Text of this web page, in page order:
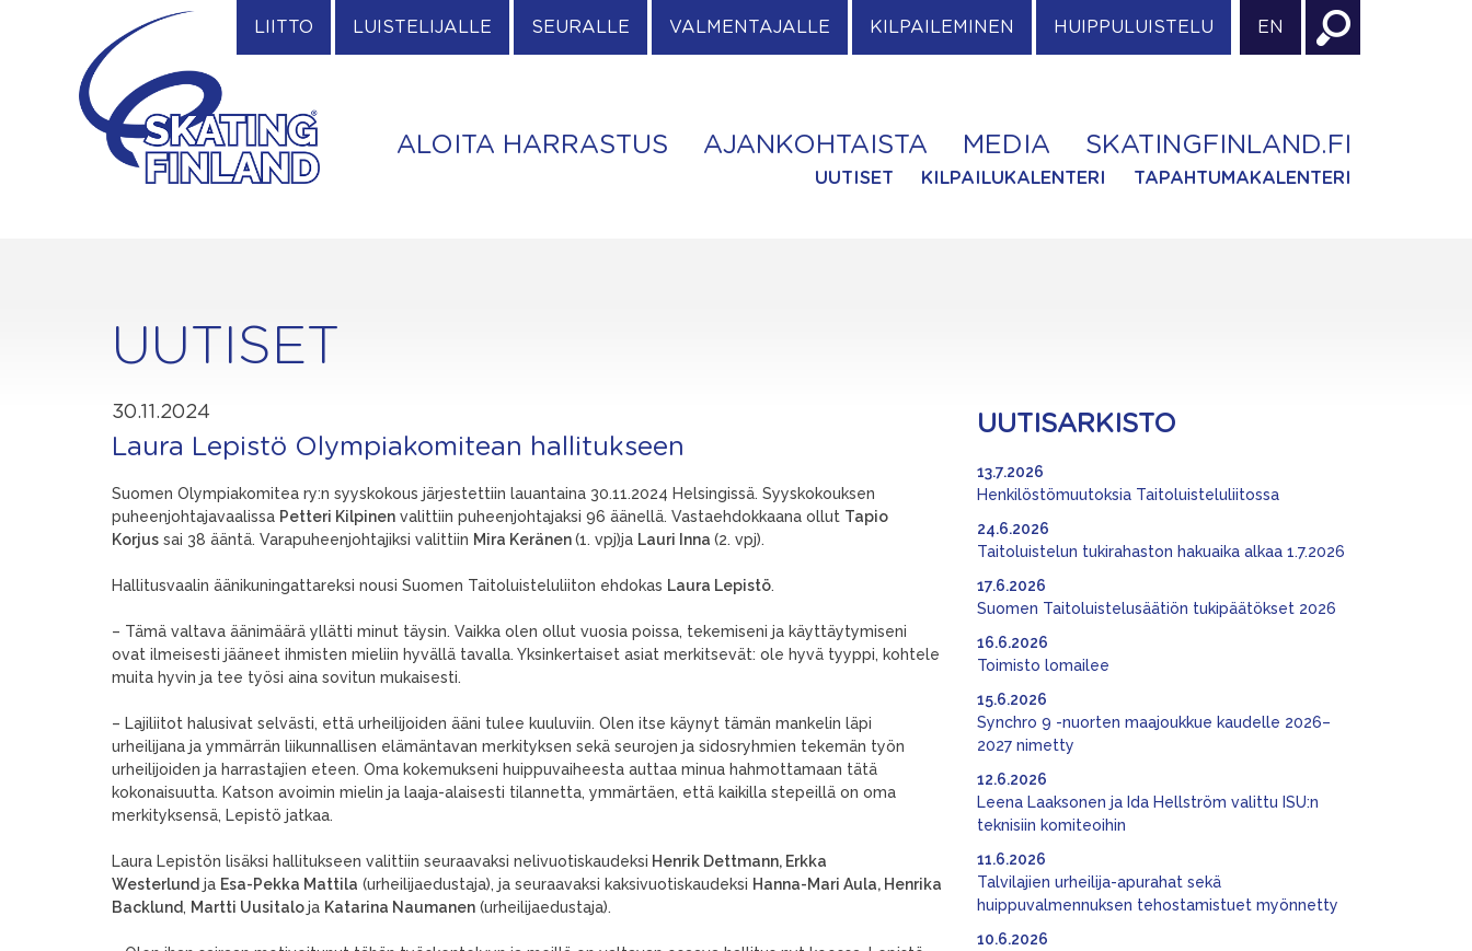
LIITTO LUISTELIJALLE SEURALLE VALMENTAJALLE KILPAILEMINEN HUIPPULUISTELU EN
ALOITA HARRASTUS AJANKOHTAISTA MEDIA SKATINGFINLAND.FI
UUTISET KILPAILUKALENTERI TAPAHTUMAKALENTERI
UUTISET
30.11.2024
Laura Lepistö Olympiakomitean hallitukseen
Suomen Olympiakomitea ry:n syyskokous järjestettiin lauantaina 30.11.2024 Helsingissä. Syyskokouksen
puheenjohtajavaalissa Petteri Kilpinen valittiin puheenjohtajaksi 96 äänellä. Vastaehdokkaana ollut Tapio
Korjus sai 38 ääntä. Varapuheenjohtajiksi valittiin Mira Keränen(1. vpj)ja Lauri Inna (2. vpj).
Hallitusvaalin äänikuningattareksi nousi Suomen Taitoluisteluliiton ehdokas Laura Lepistö.
– Tämä valtava äänimäärä yllätti minut täysin. Vaikka olen ollut vuosia poissa, tekemiseni ja käyttäytymiseni
ovat ilmeisesti jääneet ihmisten mieliin hyvällä tavalla. Yksinkertaiset asiat merkitsevät: ole hyvä tyyppi, kohtele
muita hyvin ja tee työsi aina sovitun mukaisesti.
– Lajiliitot halusivat selvästi, että urheilijoiden ääni tulee kuuluviin. Olen itse käynyt tämän mankelin läpi
urheilijana ja ymmärrän liikunnallisen elämäntavan merkityksen sekä seurojen ja sidosryhmien tekemän työn
urheilijoiden ja harrastajien eteen. Oma kokemukseni huippuvaiheesta auttaa minua hahmottamaan tätä
kokonaisuutta. Katson avoimin mielin ja laaja-alaisesti tilannetta, ymmärtäen, että kaikilla stepeillä on oma
merkityksensä, Lepistö jatkaa.
Laura Lepistön lisäksi hallitukseen valittiin seuraavaksi nelivuotiskaudeksi Henrik Dettmann, Erkka
Westerlund ja Esa-Pekka Mattila (urheilijaedustaja), ja seuraavaksi kaksivuotiskaudeksi Hanna-Mari Aula, Henrika
Backlund, Martti Uusitaloja Katarina Naumanen (urheilijaedustaja).
UUTISARKISTO
Henkilöstömuutoksia Taitoluisteluliitossa
13.7.2026
Taitoluistelun tukirahaston hakuaika alkaa 1.7.2026
24.6.2026
Suomen Taitoluistelusäätiön tukipäätökset 2026
17.6.2026
Toimisto lomailee
16.6.2026
Synchro 9 -nuorten maajoukkue kaudelle 2026–
2027 nimetty
15.6.2026
Leena Laaksonen ja Ida Hellström valittu ISU:n
teknisiin komiteoihin
12.6.2026
Talvilajien urheilija-apurahat sekä
huippuvalmennuksen tehostamistuet myönnetty
11.6.2026
10.6.2026